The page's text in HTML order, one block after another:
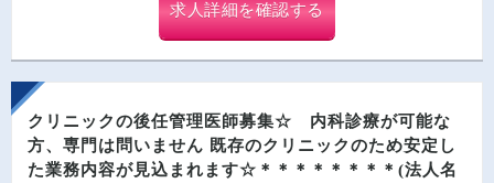
求人詳細を確認する
クリニックの後任管理医師募集☆ 内科診療が可能な
方、専門は問いません 既存のクリニックのため安定し
た業務内容が見込まれます☆＊＊＊＊＊＊＊＊(法人名